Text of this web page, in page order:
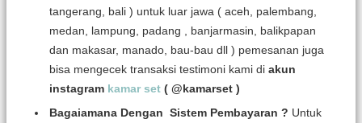
tangerang, bali ) untuk luar jawa ( aceh, palembang,
medan, lampung, padang , banjarmasin, balikpapan
dan makasar, manado, bau-bau dll ) pemesanan juga
bisa mengecek transaksi testimoni kami di akun
instagram kamar set ( @kamarset )
Bagaiamana Dengan Sistem Pembayaran ? Untuk